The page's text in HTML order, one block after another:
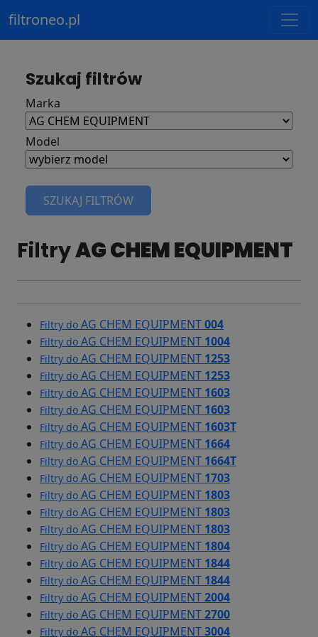
filtroneo.pl
Szukaj filtrów
Marka
Model
SZUKAJ FILTRÓW
FiltryAG CHEM EQUIPMENT
Filtry do AG CHEM EQUIPMENT004
Filtry do AG CHEM EQUIPMENT 1004
Filtry do AG CHEM EQUIPMENT 1253
Filtry do AG CHEM EQUIPMENT 1253
Filtry do AG CHEM EQUIPMENT 1603
Filtry do AG CHEM EQUIPMENT 1603
Filtry do AG CHEM EQUIPMENT 1603T
Filtry do AG CHEM EQUIPMENT 1664
Filtry do AG CHEM EQUIPMENT 1664T
Filtry do AG CHEM EQUIPMENT 1703
Filtry do AG CHEM EQUIPMENT 1803
Filtry do AG CHEM EQUIPMENT 1803
Filtry do AG CHEM EQUIPMENT 1803
Filtry do AG CHEM EQUIPMENT 1804
Filtry do AG CHEM EQUIPMENT 1844
Filtry do AG CHEM EQUIPMENT 1844
Filtry do AG CHEM EQUIPMENT2004
Filtry do AG CHEM EQUIPMENT2700
Filtry do AG CHEM EQUIPMENT3004